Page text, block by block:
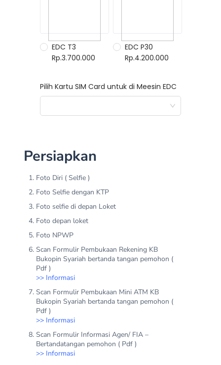
Persiapkan
Foto Diri ( Selfie )
Foto Selfie dengan KTP
Foto selfie di depan Loket
Foto depan loket
Foto NPWP
Scan Formulir Pembukaan Rekening KB
Bukopin Syariah bertanda tangan pemohon (
Pdf )
>> Informasi
Scan Formulir Pembukaan Mini ATM KB
Bukopin Syariah bertanda tangan pemohon (
Pdf )
>> Informasi
Scan Formulir Informasi Agen/ FIA –
Bertandatangan pemohon ( Pdf )
>> Informasi